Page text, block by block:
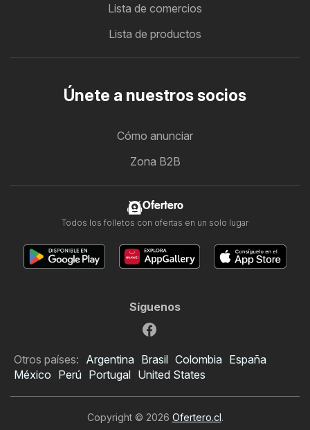
Lista de comercios
Lista de productos
Únete a nuestros socios
Cómo anunciar
Zona B2B
Ofertero
Todos los folletos con ofertas en un solo lugar
Síguenos
Otros países: Argentina Brasil Colombia España
México Perú Portugal United States
Copyright © 2026 Ofertero.cl.